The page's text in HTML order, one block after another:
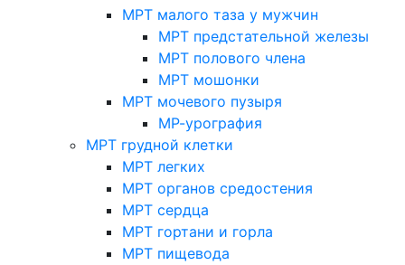
МРТ малого таза у мужчин
МРТ предстательной железы
МРТ полового члена
МРТ мошонки
МРТ мочевого пузыря
МР-урография
МРТ грудной клетки
МРТ легких
МРТ органов средостения
МРТ сердца
МРТ гортани и горла
МРТ пищевода